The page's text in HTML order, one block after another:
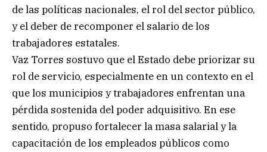
de las políticas nacionales, el rol del sector público,
y el deber de recomponer el salario de los
trabajadores estatales.
Vaz Torres sostuvo que el Estado debe priorizar su
rol de servicio, especialmente en un contexto en el
que los municipios y trabajadores enfrentan una
pérdida sostenida del poder adquisitivo. En ese
sentido, propuso fortalecer la masa salarial y la
capacitación de los empleados públicos como